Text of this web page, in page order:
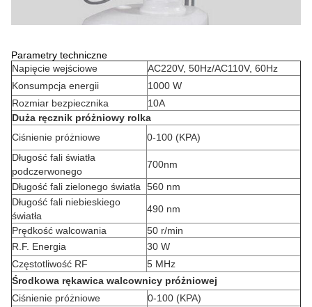
Parametry techniczne
Napięcie wejściowe
AC220V, 50Hz/AC110V, 60Hz
Konsumpcja energii
1000 W
Rozmiar bezpiecznika
10A
Duża ręcznik próżniowy rolka
Ciśnienie próżniowe
0-100 (KPA)
Długość fali światła
podczerwonego
700nm
Długość fali zielonego światła
560 nm
Długość fali niebieskiego
światła
490 nm
Prędkość walcowania
50 r/min
R.F. Energia
30 W
Częstotliwość RF
5 MHz
Środkowa rękawica walcownicy próżniowej
Ciśnienie próżniowe
0-100 (KPA)